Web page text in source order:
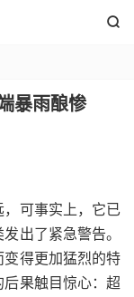

暴雨酿惨
可事实上，它已
出了紧急警告。
得更加猛烈的特
果触目惊心：超